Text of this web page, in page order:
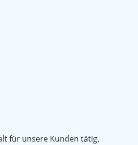
für unsere Kunden tätig.